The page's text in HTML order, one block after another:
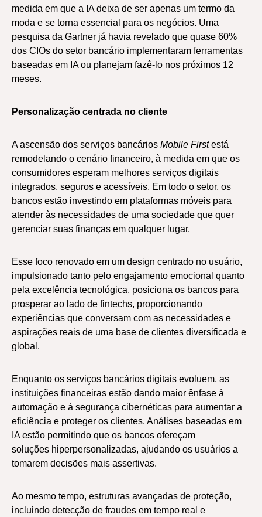
medida em que a IA deixa de ser apenas um termo da
moda e se torna essencial para os negócios. Uma
pesquisa da Gartner já havia revelado que quase 60%
dos CIOs do setor bancário implementaram ferramentas
baseadas em IA ou planejam fazê-lo nos próximos 12
meses.
Personalização centrada no cliente
A ascensão dos serviços bancários Mobile Firstestá
remodelando o cenário financeiro, à medida em que os
consumidores esperam melhores serviços digitais
integrados, seguros e acessíveis. Em todo o setor, os
bancos estão investindo em plataformas móveis para
atender às necessidades de uma sociedade que quer
gerenciar suas finanças em qualquer lugar.
Esse foco renovado em um design centrado no usuário,
impulsionado tanto pelo engajamento emocional quanto
pela excelência tecnológica, posiciona os bancos para
prosperar ao lado de fintechs, proporcionando
experiências que conversam com as necessidades e
aspirações reais de uma base de clientes diversificada e
global.
Enquanto os serviços bancários digitais evoluem, as
instituições financeiras estão dando maior ênfase à
automação e à segurança cibernéticas para aumentar a
eficiência e proteger os clientes. Análises baseadas em
IA estão permitindo que os bancos ofereçam
soluções hiperpersonalizadas, ajudando os usuários a
tomarem decisões mais assertivas.
Ao mesmo tempo, estruturas avançadas de proteção,
incluindo detecção de fraudes em tempo real e